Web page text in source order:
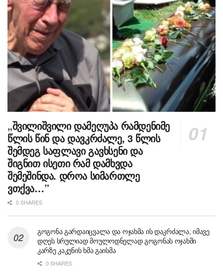
„შვილიშვილი დამეღუპა რამდენიმე
წლის წინ და დავკრძალე, 3 წლის
შემდეგ საფლავი გავხსენი და
შიგნით ისეთი რამ დამხვდა
შემეშინდა. დროა სიმართლე
ვთქვა…”
0 SHARES
გოგონა გარდაიცვალა და ოჯახმა ის დაკრძალა, იმავე
დღეს სრულიად მოულოდნელად გოგონას ოჯახში
კარზე კაკუნის ხმა გაისმა
0 SHARES